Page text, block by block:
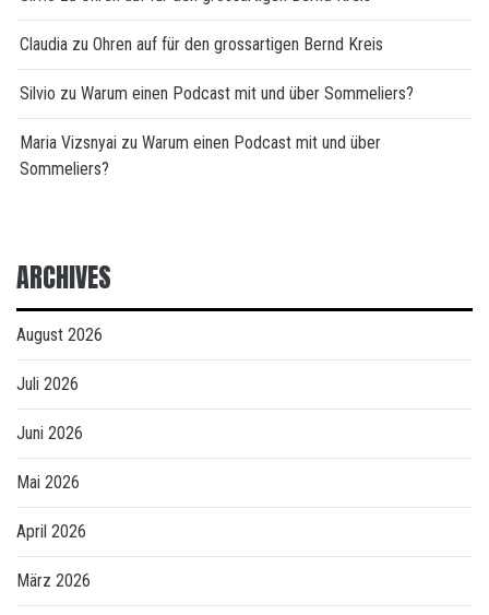
Claudia zu Ohren auf für den grossartigen Bernd Kreis
Silvio zu Warum einen Podcast mit und über Sommeliers?
Maria Vizsnyai zu Warum einen Podcast mit und über
Sommeliers?
ARCHIVES
August 2026
Juli 2026
Juni 2026
Mai 2026
April 2026
März 2026